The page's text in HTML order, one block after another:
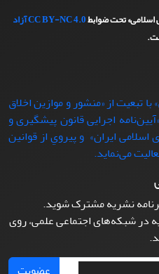
تحت ضوابطCC BY-NC 4.0آزاد
تبعيت از «منشور و موازین اخلاق
اجرایی قانون پیشگیری و
اسلامی ایران» و پيروي از قوانين
نشریه مشترک شوید.
در شبکه‌های اجتماعی علمی، روی